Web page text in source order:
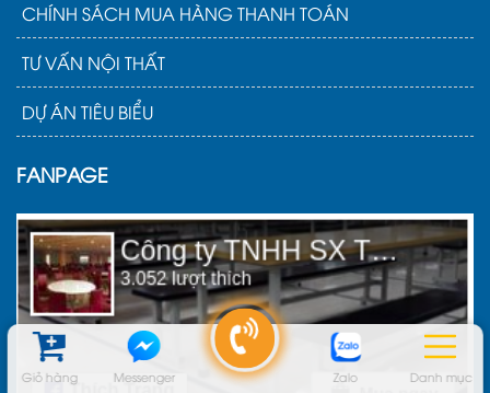
Giỏ hàng Messenger Zalo Danh mục
CHÍNH SÁCH MUA HÀNG THANH TOÁN
TƯ VẤN NỘI THẤT
DỰ ÁN TIÊU BIỂU
FANPAGE